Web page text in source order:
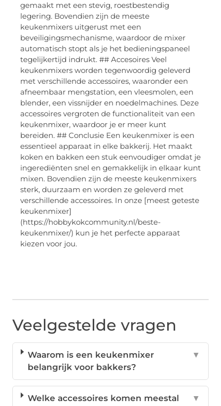
gemaakt met een stevig, roestbestendig
legering. Bovendien zijn de meeste
keukenmixers uitgerust met een
beveiligingsmechanisme, waardoor de mixer
automatisch stopt als je het bedieningspaneel
tegelijkertijd indrukt. ## Accesoires Veel
keukenmixers worden tegenwoordig geleverd
met verschillende accessoires, waaronder een
afneembaar mengstation, een vleesmolen, een
blender, een vissnijder en noedelmachines. Deze
accessoires vergroten de functionaliteit van een
keukenmixer, waardoor je er meer kunt
bereiden. ## Conclusie Een keukenmixer is een
essentieel apparaat in elke bakkerij. Het maakt
koken en bakken een stuk eenvoudiger omdat je
ingerediënten snel en gemakkelijk in elkaar kunt
mixen. Bovendien zijn de meeste keukenmixers
sterk, duurzaam en worden ze geleverd met
verschillende accessoires. In onze [meest geteste
keukenmixer]
(https://hobbykokcommunity.nl/beste-
keukenmixer/) kun je het perfecte apparaat
kiezen voor jou.
Veelgestelde vragen
Waarom is een keukenmixer
belangrijk voor bakkers?
▼
Welke accessoires komen meestal
▼